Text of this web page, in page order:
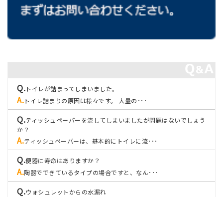
トイレが詰まってしまいました。
トイレ詰まりの原因は様々です。 大量の･･･
ティッシュペーパーを流してしまいましたが問題はないでしょう
か？
ティッシュペーパーは、基本的にトイレに流･･･
便器に寿命はありますか？
陶器でできているタイプの場合ですと、なん･･･
ウォシュレットからの水漏れ